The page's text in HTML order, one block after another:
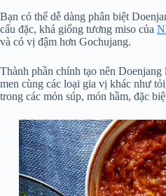
Bạn có thể dễ dàng phân biệt
cấu đặc, khá giống tương miso của
và có vị đậm hơn Gochujang.
Thành phần chính tạo nên
men cùng các loại gia vị khác như
trong các món súp, món hầm, đặc